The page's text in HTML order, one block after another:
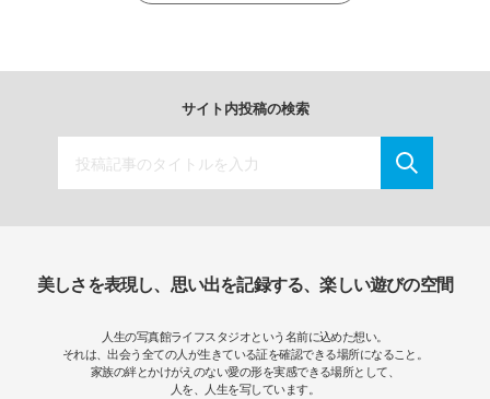
サイト内投稿の検索
美しさを表現し、思い出を記録する、楽しい遊びの空間
人生の写真館ライフスタジオという名前に込めた想い。
それは、出会う全ての人が生きている証を確認できる場所になること。
家族の絆とかけがえのない愛の形を実感できる場所として、
人を、人生を写しています。